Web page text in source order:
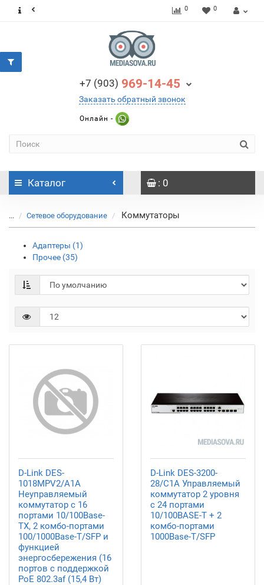
0 0
+7 (903) 969-14-45
Заказать обратный звонок
Онлайн -
Каталог : 0
... Сетевое оборудование Коммутаторы
Адаптеры (1)
Прочее (35)
D-Link DES-
1018MPV2/A1A
Неуправляемый
коммутатор с 16
портами 10/100Base-
TX, 2 комбо-портами
100/1000Base-T/SFP и
функцией
энергосбережения (16
портов с поддержкой
PoE 802.3af (15,4 Вт)
D-Link DES-3200-
28/C1A Управляемый
коммутатор 2 уровня
с 24 портами
10/100BASE-T + 2
комбо-портами
1000Base-T/SFP